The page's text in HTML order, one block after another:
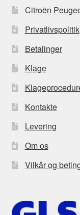
Citroën
Privatlivspolitik
Betalinger
Klage
Kontakte
Levering
Om os
Vilkår og